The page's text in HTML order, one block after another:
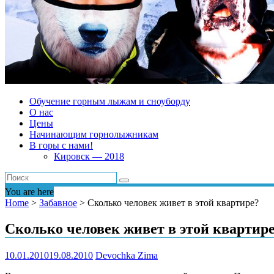
Обучение горным лыжам и сноуборду
О нас
Цены
Начинающим горнолыжникам
В горы с нами!
Кировск — 2018
You are here
Home > Забавное > Сколько человек живет в этой квартире?
Сколько человек живет в этой
10.01.201019.08.2010 Devochka Zima